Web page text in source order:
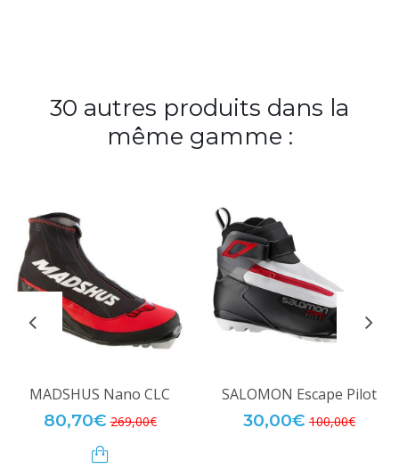
30 autres produits dans la
même gamme :
MADSHUS Nano CLC
80,70€ 269,00€
SALOMON Escape Pilot
30,00€ 100,00€